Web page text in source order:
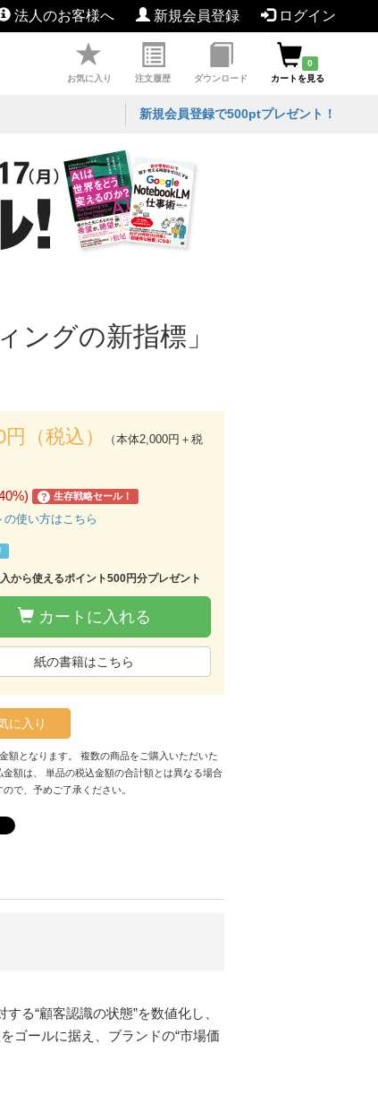
法人のお客様へ 新規会員登録 ログイン
お気に入り 注文履歴 ダウンロード
0
カートを見る
新規会員登録で500ptプレゼント！
ングの新指標」
（税込）
（本体2,000円＋税
? 生存戦略セール！
の使い方はこちら
から使えるポイント500円分プレゼント
カートに入れる
紙の書籍はこちら
に入り
額となります。 複数の商品をご購入いただいた
金額は、 単品の税込金額の合計額とは異なる場合
で、予めご了承ください。
る“顧客認識の状態”を数値化し、
ゴールに据え、ブランドの“市場価